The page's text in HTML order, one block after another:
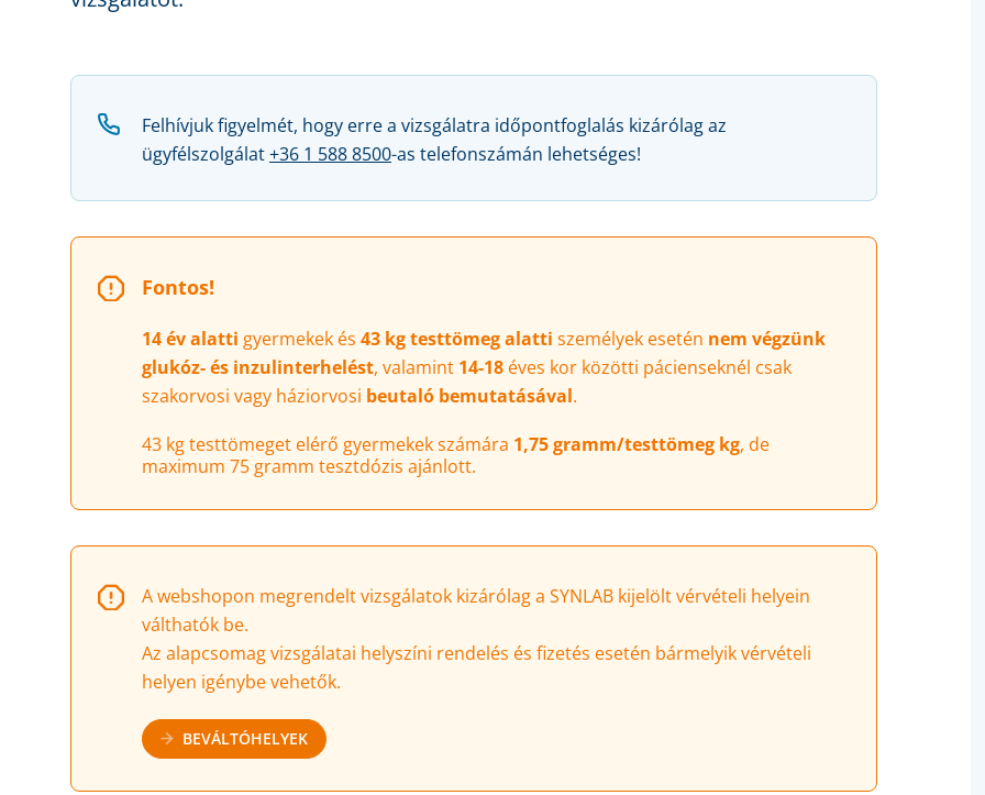
Felhívjuk figyelmét, hogy erre a vizsgálatra időpontfoglalás kizárólag az
ügyfélszolgálat+36 1 588 8500-as telefonszámán lehetséges!
Fontos!
14 év alatti gyermekek és 43 kg testtömeg alatti személyek esetén nem végzünk
glukóz- és inzulinterhelést, valamint 14-18 éves kor közötti pácienseknél csak
szakorvosi vagy háziorvosi beutaló bemutatásával.
43 kg testtömeget elérő gyermekek számára 1,75 gramm/testtömeg kg, de
maximum 75 gramm tesztdózis ajánlott.
A webshopon megrendelt vizsgálatok kizárólag a SYNLAB kijelölt vérvételi helyein
válthatók be.
Az alapcsomag vizsgálatai helyszíni rendelés és fizetés esetén bármelyik vérvételi
helyen igénybe vehetők.
BEVÁLTÓHELYEK